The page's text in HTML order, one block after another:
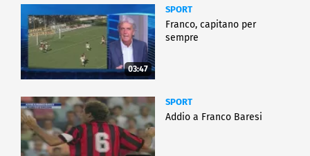
03:47
SPORT
Franco, capitano per
sempre
SPORT
Addio a Franco Baresi